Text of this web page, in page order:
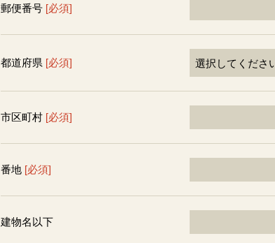
郵便番号 [必須]
都道府県 [必須]
市区町村 [必須]
番地 [必須]
建物名以下